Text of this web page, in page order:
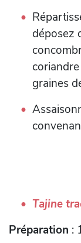
déposez
graines
Tajine
Préparation :